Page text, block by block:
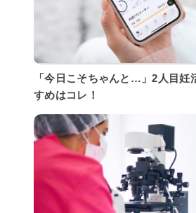
「今日こそちゃんと…」2人目妊
すめはコレ！